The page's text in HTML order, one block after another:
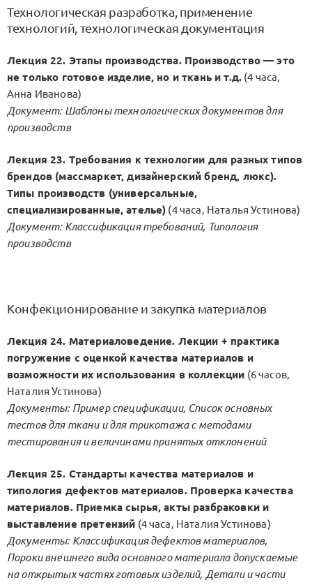
Технологическая разработка, применение
технологий, технологическая документация
Лекция 22. Этапы производства. Производство — это
не только готовое изделие, но и ткань и т.д. (4 часа,
Анна Иванова)
Документ: Шаблоны технологических документов для
производств
Лекция 23. Требования к технологии для разных типов
брендов (массмаркет, дизайнерский бренд, люкс).
Типы производств (универсальные,
специализированные, ателье) (4 часа, Наталья Устинова)
Документ: Классификация требований, Типология
производств
Конфекционирование и закупка материалов
Лекция 24. Материаловедение. Лекции + практика
погружение с оценкой качества материалов и
возможности их использования в коллекции (6 часов,
Наталия Устинова)
Документы: Пример спецификации, Список основных
тестов для ткани и для трикотажа с методами
тестирования и величинами принятых отклонений
Лекция 25. Стандарты качества материалов и
типология дефектов материалов. Проверка качества
материалов. Приемка сырья, акты разбраковки и
выставление претензий (4 часа, Наталия Устинова)
Документы: Классификация дефектов материалов,
Пороки внешнего вида основного материала допускаемые
на открытых частях готовых изделий, Детали и части